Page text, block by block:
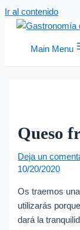
Ir al contenido
Main Menu
Queso
Deja un
10/20/2020
Os traemos
utilizarás
dará la